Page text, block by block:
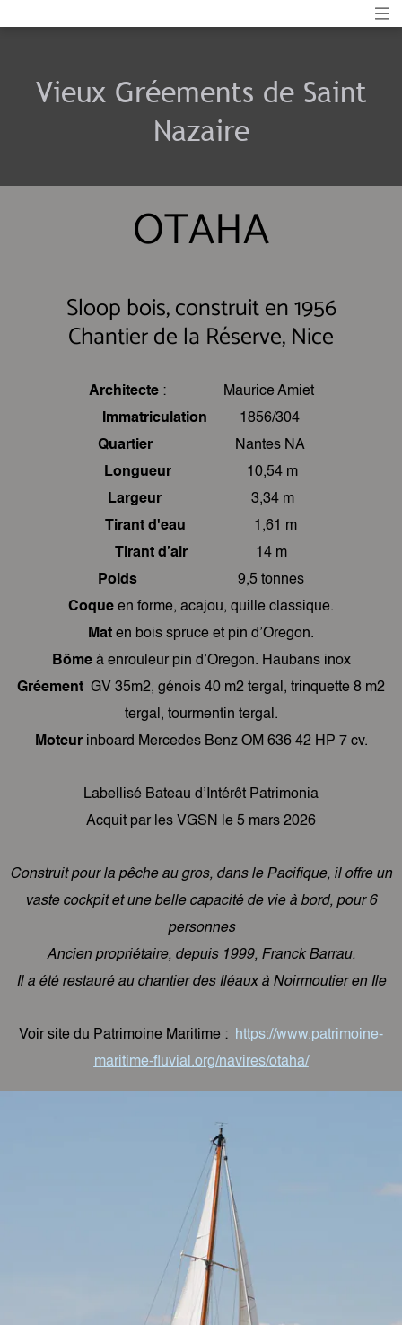
Vieux Gréements de Saint
Nazaire
OTAHA
Sloop bois, construit en 1956
Chantier de la Réserve, Nice
Architecte: Maurice Amiet
Immatriculation 1856/304
QuartierNantes NA
Longueur 10,54 m
Largeur 3,34 m
Tirant d'eau 1,61 m
Tirant d’air
14 m
Poids
9,5 tonnes
Coque en forme, acajou, quille classique.
Mat en bois spruce et pin d’Oregon.
Bômeà enrouleur pin d’Oregon. Haubans inox
Gréement GV 35m2, génois 40 m2 tergal, trinquette 8 m2
tergal, tourmentin tergal.
Moteurinboard Mercedes Benz OM 636 42 HP 7 cv.
Labellisé Bateau d’Intérêt Patrimonia
Acquit par les VGSN le 5 mars 2026
Construit pour la pêche au gros, dans le Pacifique, il offre un
vaste cockpit et une belle capacité de vie à bord, pour 6
personnes
Ancien propriétaire, depuis 1999, Franck Barrau.
Il a été restauré au chantier des Iléaux à Noirmoutier en Ile
Voir site du Patrimoine Maritime :
https://www.patrimoine-
maritime-fluvial.org/navires/otaha/